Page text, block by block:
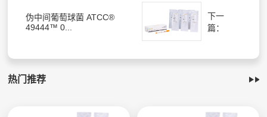
伪中间葡萄球菌 ATCC®
49444™ 0...
下一
篇：
热门推荐